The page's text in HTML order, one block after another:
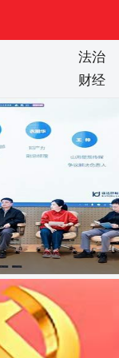
法治
财经